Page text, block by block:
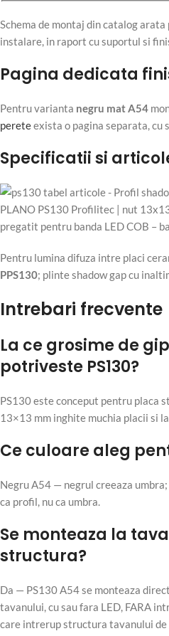
Schema de montaj din catalog
instalare, in raport cu suportul si
Pagina dedicata
Pentru varianta negru mat A54
pereteexista o pagina separata, cu
Specificatii si
Pentru lumina difuza intre placi
PPS130; plinte shadow gap cu
Intrebari frecvente
La ce grosime de
potriveste PS130?
PS130 este conceput pentru placa
13×13 mm inghite muchia placii si
Ce culoare aleg
Negru A54 — negrul creeaza
ca profil, nu ca umbra.
Se monteaza la
structura?
Da — PS130 A54 se monteaza
tavanului, cu sau fara LED, FARA
care intrerup structura tavanului de